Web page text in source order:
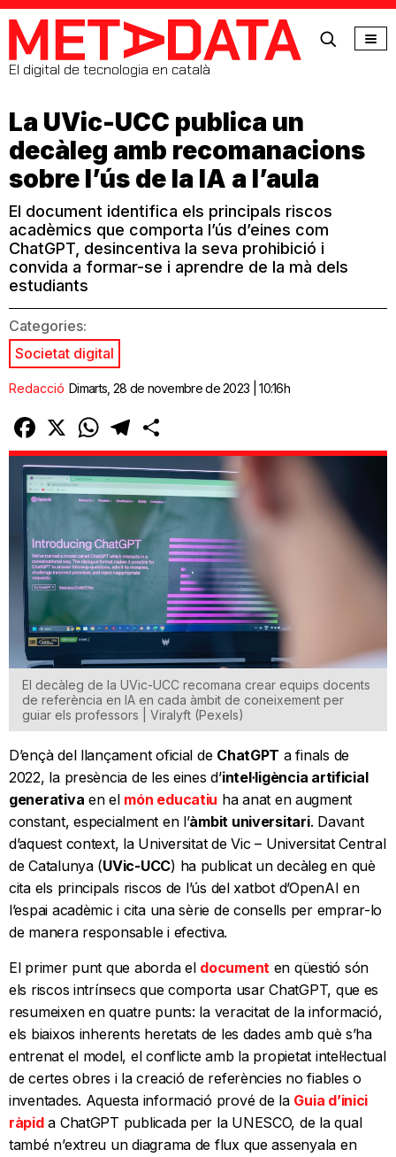
MetaData
El digital de tecnologia en català
La UVic-UCC publica un
decàleg amb recomanacions
sobre l’ús de la IA a l’aula
El document identifica els principals riscos
acadèmics que comporta l’ús d’eines com
ChatGPT, desincentiva la seva prohibició i
convida a formar-se i aprendre de la mà dels
estudiants
Categories:
Societat digital
Redacció Dimarts, 28 de novembre de 2023 | 10:16h
Facebook
X WhatsAppTelegram
El decàleg de la UVic-UCC recomana crear equips docents
de referència en IA en cada àmbit de coneixement per
guiar els professors | Viralyft (Pexels)
D’ençà del llançament oficial de ChatGPT a finals de
2022, la presència de les eines d’intel·ligència artificial
generativa en el món educatiu ha anat en augment
constant, especialment en l’àmbit universitari. Davant
d’aquest context, la Universitat de Vic – Universitat Central
de Catalunya (UVic-UCC) ha publicat un decàleg en què
cita els principals riscos de l’ús del xatbot d’OpenAI en
l’espai acadèmic i cita una sèrie de consells per emprar-lo
de manera responsable i efectiva.
El primer punt que aborda el document en qüestió són
els riscos intrínsecs que comporta usar ChatGPT, que es
resumeixen en quatre punts: la veracitat de la informació,
els biaixos inherents heretats de les dades amb què s’ha
entrenat el model, el conflicte amb la propietat intel·lectual
de certes obres i la creació de referències no fiables o
inventades. Aquesta informació prové de la Guia d’inici
ràpida ChatGPT publicada per la UNESCO, de la qual
també n’extreu un diagrama de flux que assenyala en